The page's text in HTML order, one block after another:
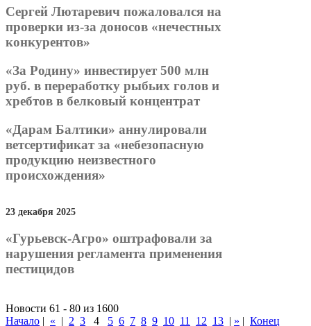
Сергей Лютаревич пожаловался на
проверки из-за доносов «нечестных
конкурентов»
«За Родину» инвестирует 500 млн
руб. в переработку рыбьих голов и
хребтов в белковый концентрат
«Дарам Балтики» аннулировали
ветсертификат за «небезопасную
продукцию неизвестного
происхождения»
23 декабря 2025
«Гурьевск-Агро» оштрафовали за
нарушения регламента применения
пестицидов
Новости 61 - 80 из 1600
Начало | « | 2 3 4 5 6 7 8 9 10 11 12 13 | » | Конец